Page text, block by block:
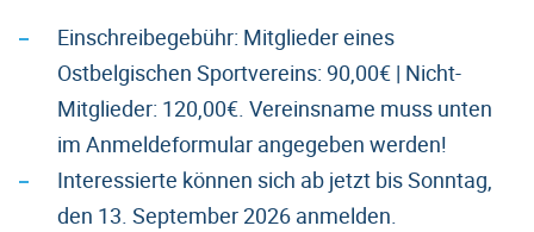
Einschreibegebühr: Mitglieder eines
Ostbelgischen Sportvereins: 90,00€ | Nicht-
Mitglieder: 120,00€. Vereinsname muss unten
im Anmeldeformular angegeben werden!
Interessierte können sich ab jetzt bis Sonntag,
den 13. September 2026 anmelden.